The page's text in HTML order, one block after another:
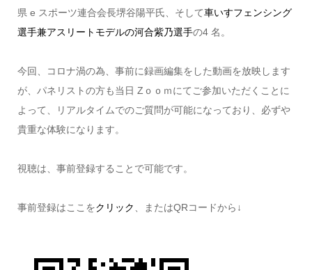
県 e スポーツ連合会長堺谷陽平氏、そして車いすフェンシング
選手兼アスリートモデルの河合紫乃選手の4 名。
今回、コロナ渦の為、事前に録画編集をした動画を放映します
が、パネリストの方も当日 Zｏｏｍにてご参加いただくことに
よって、リアルタイムでのご質問が可能になっており、必ずや
貴重な体験になります。
視聴は、事前登録することで可能です。
事前登録はここをクリック 、またはQRコードから↓